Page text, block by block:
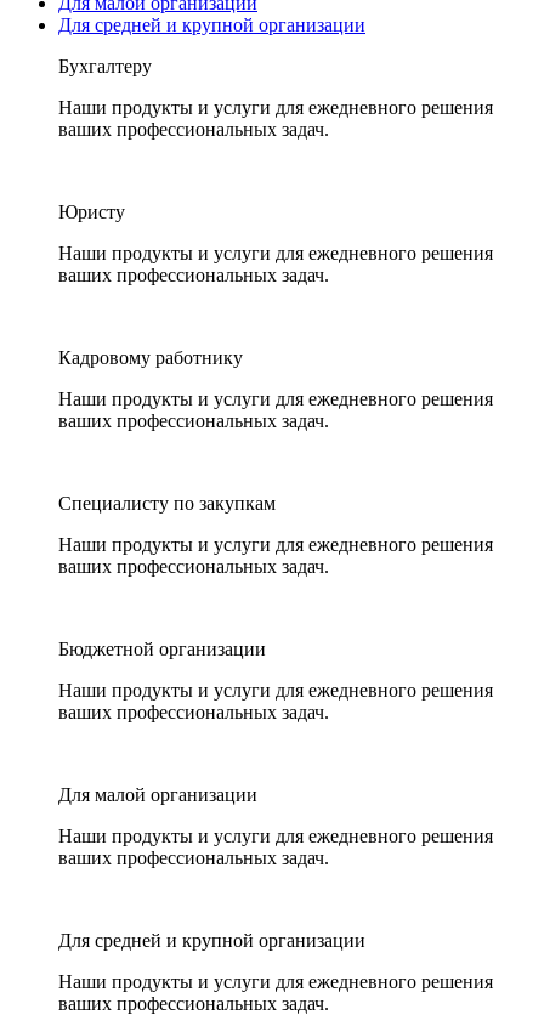
Для средней и крупной организации
Бухгалтеру
Наши продукты и услуги для ежедневного решения
ваших профессиональных задач.
Юристу
Наши продукты и услуги для ежедневного решения
ваших профессиональных задач.
Кадровому работнику
Наши продукты и услуги для ежедневного решения
ваших профессиональных задач.
Специалисту по закупкам
Наши продукты и услуги для ежедневного решения
ваших профессиональных задач.
Бюджетной организации
Наши продукты и услуги для ежедневного решения
ваших профессиональных задач.
Для малой организации
Наши продукты и услуги для ежедневного решения
ваших профессиональных задач.
Для средней и крупной организации
Наши продукты и услуги для ежедневного решения
ваших профессиональных задач.